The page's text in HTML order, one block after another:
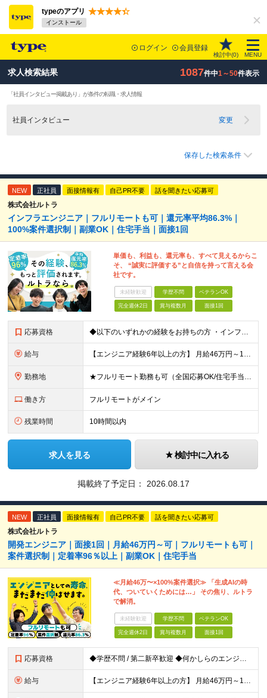
typeのアプリ
インストール
ログイン 会員登録
検討中(0) MENU
求人検索結果 1087件中1～50件表示
「社員インタビュー掲載あり」が条件の転職・求人情報
社員インタビュー 変更
保存した検索条件
NEW 正社員 面接情報有 自己PR不要 話を聞きたい応募可
株式会社ルトラ
インフラエンジニア｜フルリモートも可｜還元率平均86.3%｜
100%案件選択制｜副業OK｜住宅手当｜面接1回
単価も、利益も、還元率も、すべて見えるからこ
そ、 “誠実に評価する”と自信を持って言える会
社です。
未経験歓迎 学歴不問 ベテランOK
完全週休2日 賞与複数月 面接1回
応募資格 ◆以下のいずれかの経験をお持ちの方 ・インフラ設計・構築の実務経験（オンプレ/クラウドどちらもOK） ・クラウド環境下での運用保守に関する実務経験 ◆学歴不問 ＜こんな方は特に歓迎します＞ ◎これま
給与 【エンジニア経験6年以上の方】 月給46万円～100万円（固定残業代含む） ※上記月給には月30時間分の固定残業代（月8万7,400円～月19万円）を含む。超過分は全額支給。 【エンジニア経験4年以
勤務地 ★フルリモート勤務も可（全国応募OK/住宅手当を支給します） ※案件によって常駐が必要になる場合があります。 ※希望がない限り、転勤はありません ※U・Iターン歓迎 ★ルトラの社員は全国各地で活躍中
働き方 フルリモートがメイン
残業時間 10時間以内
求人を見る 検討中に入れる
掲載終了予定日： 2026.08.17
NEW 正社員 面接情報有 自己PR不要 話を聞きたい応募可
株式会社ルトラ
開発エンジニア｜面接1回｜月給46万円～可｜フルリモートも可｜
案件選択制｜定着率96％以上｜副業OK｜住宅手当
≪月給46万〜×100%案件選択≫ 「生成AIの時
代、ついていくためには…」 その焦り、ルトラ
で解消。
未経験歓迎 学歴不問 ベテランOK
完全週休2日 賞与複数月 面接1回
応募資格 ◆学歴不問 / 第二新卒歓迎 ◆何かしらのエンジニア経験をお持ちの方 （言語・期間・フェーズ不問） 経験浅めの方も遠慮なくご応募ください！ ■入社前Q＆A ────── ◎実力に見合った報酬が手に
給与 【エンジニア経験6年以上の方】 月給46万円～100万円（固定残業代含む） ※上記月給には月30時間分の固定残業代（月8万7,400円～月19万円）を含む。超過分は全額支給。 【エンジニア経験4年以